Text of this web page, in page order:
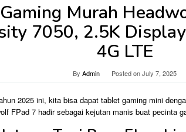
Murah
7050, 2.5K
4G LTE
By Admin Posted onJuly 7, 2025
2025 ini, kita bisa dapat tablet gaming mini
FPad 7 hadir sebagai kejutan manis buat pecinta